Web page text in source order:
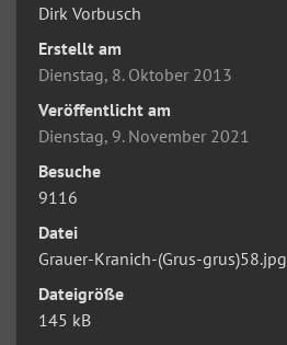
Dirk Vorbusch
Erstellt am
Dienstag, 8. Oktober 2013
Veröffentlicht am
Dienstag, 9. November 2021
Besuche
9116
Datei
Grauer-Kranich-(Grus-grus)58.jpg
Dateigröße
145 kB